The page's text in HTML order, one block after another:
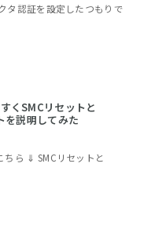
タ認証を設定したつもりで
くSMCリセットと
を説明してみた
ちら ⇓ SMCリセットと